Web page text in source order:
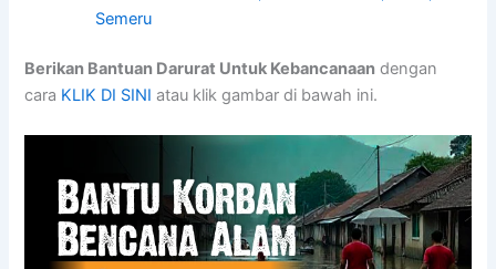
Semeru
Berikan Bantuan Darurat Untuk Kebancanaan dengan
cara KLIK DI SINI atau klik gambar di bawah ini.